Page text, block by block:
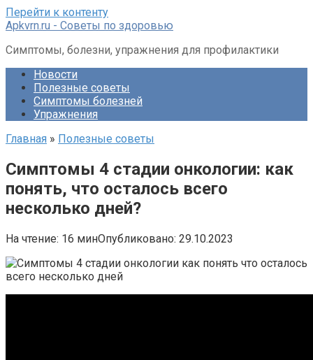
Перейти к контенту
Apkvrn.ru - Советы по здоровью
Симптомы, болезни, упражнения для профилактики
Новости
Полезные советы
Симптомы болезней
Упражнения
Главная » Полезные советы
Симптомы 4 стадии онкологии: как
понять, что осталось всего
несколько дней?
На чтение: 16 минОпубликовано: 29.10.2023